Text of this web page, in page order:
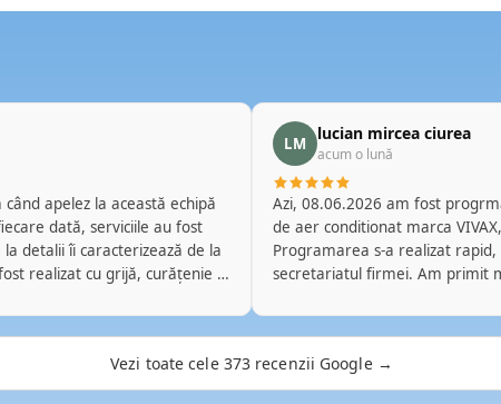
detalii îi caracterizează de la
își desfășoară activitatea.
baza de fiecare dată și pe
din nou la serviciile lor și
LM lucian mircea ciurea
acum o lună
Azi, 08.06.2026 am fost
de aer conditionat marca
Programarea s-a realizat rapid, telefonic prin amabilitatea d-nei Flori de la
secretariatul firmei. Am primit
Mircea Marinica a fost foarte
efectuat operatiunile de revizie
sfaturi si lamuriri privind modul de folosire a
aceasta ocazie ca si acum doi
Vezi toate cele 373 recenzii Google →